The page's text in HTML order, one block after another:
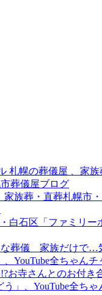
幌の葬儀屋 、家
葬儀屋ブログ
葬・直葬札幌市
石区「ファミリ
葬儀 家族だけで
YouTube全ちゃん
お寺さんとのお付
」、YouTube全ち